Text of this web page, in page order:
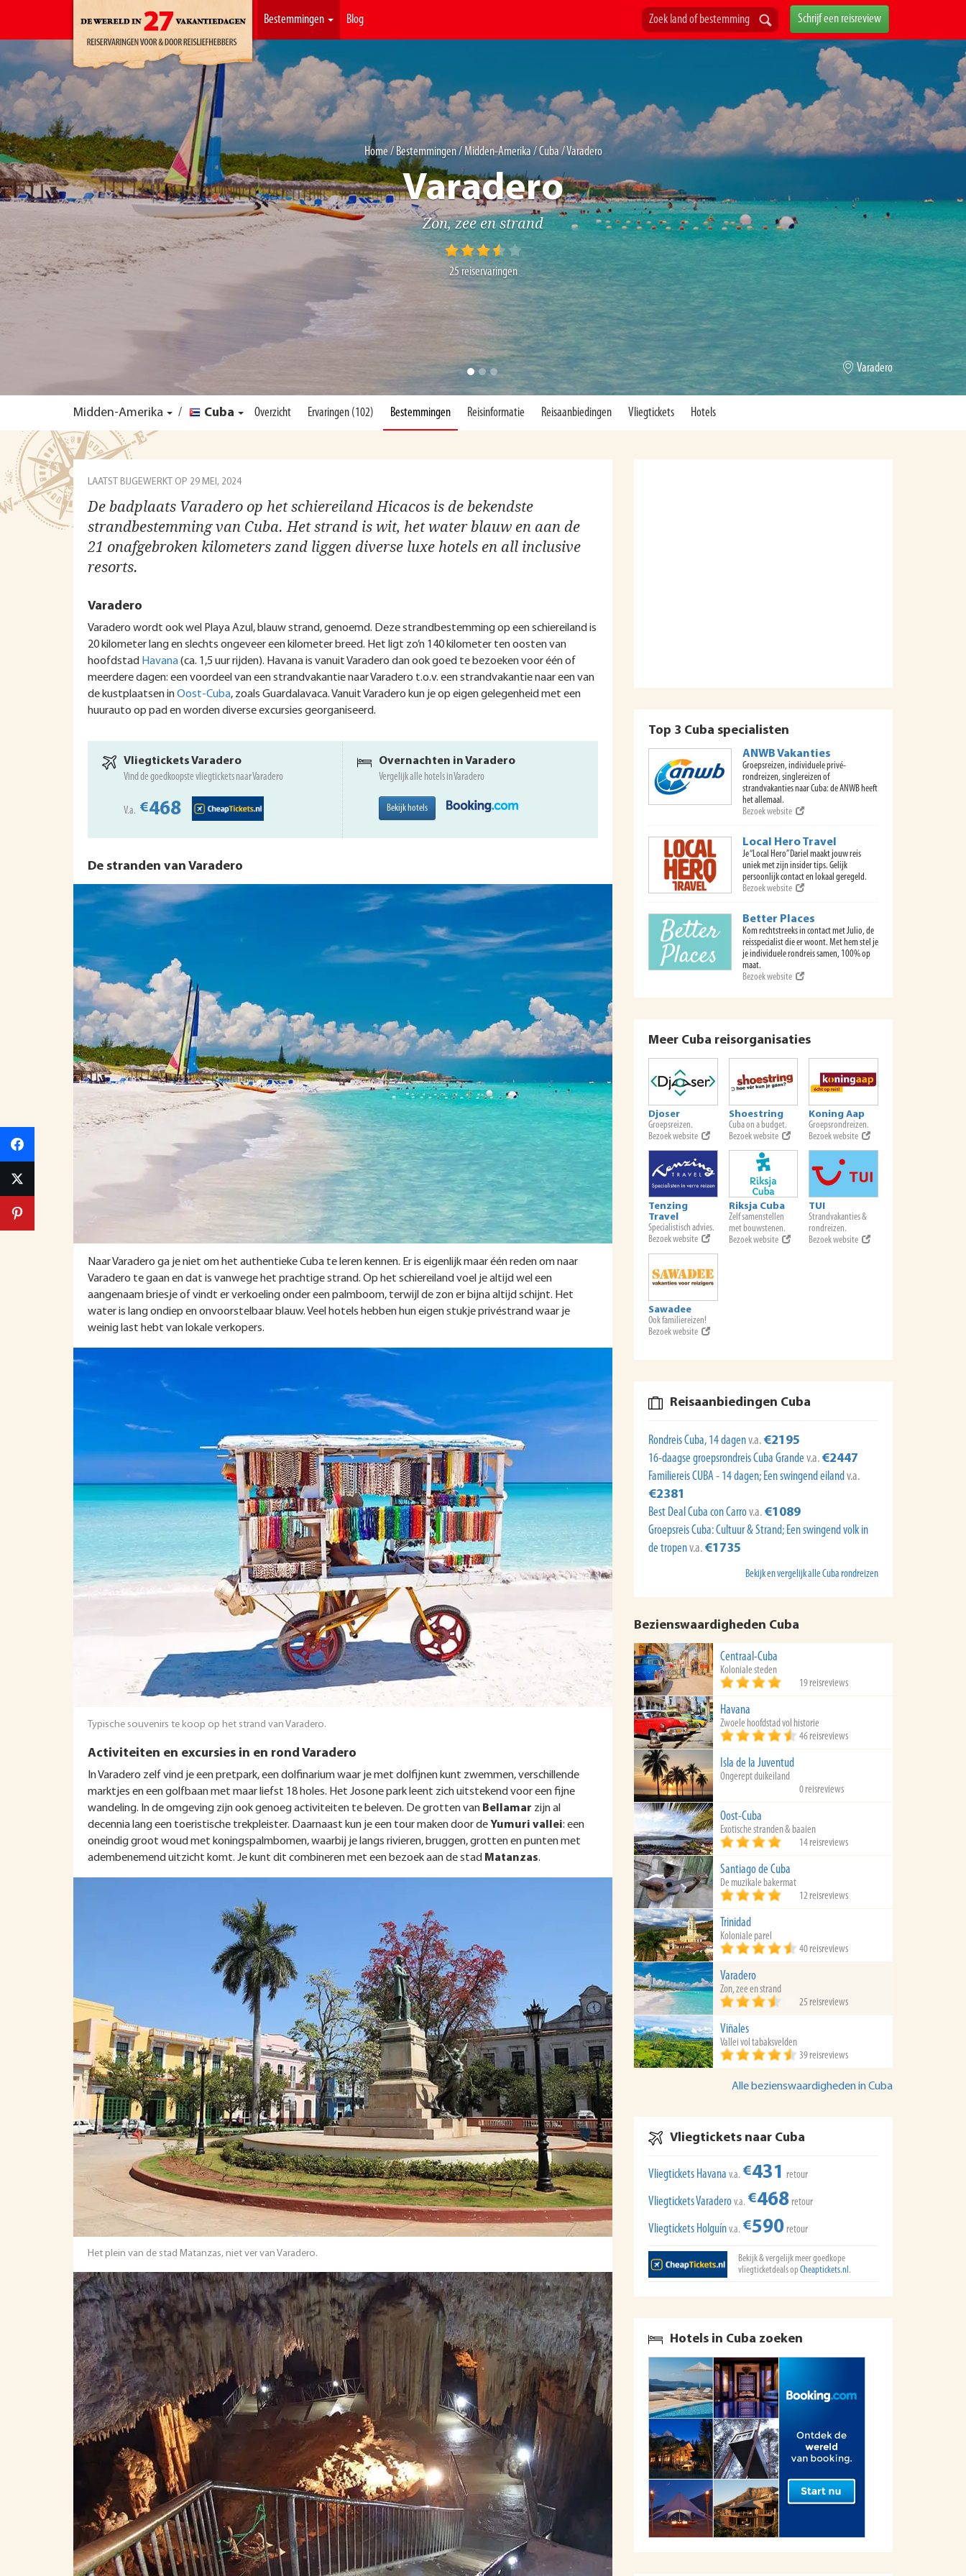
Bestemmingen Blog Schrijf een reisreview
Home/Bestemmingen/Midden-Amerika/Cuba/ Varadero
Varadero
Zon, zee en strand
25 reiservaringen
Varadero
Midden-Amerika / Cuba Overzicht Ervaringen (102) Bestemmingen Reisinformatie Reisaanbiedingen Vliegtickets Hotels
LAATST BIJGEWERKT OP 29 MEI, 2024
De badplaats Varadero op het schiereiland Hicacos is de bekendste
strandbestemming van Cuba. Het strand is wit, het water blauw en aan de
21 onafgebroken kilometers zand liggen diverse luxe hotels en all inclusive
resorts.
Varadero
Varadero wordt ook wel Playa Azul, blauw strand, genoemd. Deze strandbestemming op een schiereiland is
20 kilometer lang en slechts ongeveer een kilometer breed. Het ligt zo’n 140 kilometer ten oosten van
hoofdstad Havana(ca. 1,5 uur rijden). Havana is vanuit Varadero dan ook goed te bezoeken voor één of
meerdere dagen: een voordeel van een strandvakantie naar Varadero t.o.v. een strandvakantie naar een van
de kustplaatsen inOost-Cuba, zoals Guardalavaca. Vanuit Varadero kun je op eigen gelegenheid met een
huurauto op pad en worden diverse excursies georganiseerd.
Vliegtickets Varadero
Vind de goedkoopste vliegtickets naar Varadero
V.a. €468
Overnachten in Varadero
Vergelijk alle hotels in Varadero
Bekijk hotels
De stranden van Varadero
Naar Varadero ga je niet om het authentieke Cuba te leren kennen. Er is eigenlijk maar één reden om naar
Varadero te gaan en dat is vanwege het prachtige strand. Op het schiereiland voel je altijd wel een
aangenaam briesje of vindt er verkoeling onder een palmboom, terwijl de zon er bijna altijd schijnt. Het
water is lang ondiep en onvoorstelbaar blauw. Veel hotels hebben hun eigen stukje privéstrand waar je
weinig last hebt van lokale verkopers.
Typische souvenirs te koop op het strand van Varadero.
Activiteiten en excursies in en rond Varadero
In Varadero zelf vind je een pretpark, een dolfinarium waar je met dolfijnen kunt zwemmen, verschillende
marktjes en een golfbaan met maar liefst 18 holes. Het Josone park leent zich uitstekend voor een fijne
wandeling. In de omgeving zijn ook genoeg activiteiten te beleven. De grotten van Bellamar zijn al
decennia lang een toeristische trekpleister. Daarnaast kun je een tour maken door de Yumuri vallei: een
oneindig groot woud met koningspalmbomen, waarbij je langs rivieren, bruggen, grotten en punten met
adembenemend uitzicht komt. Je kunt dit combineren met een bezoek aan de stad Matanzas.
Het plein van de stad Matanzas, niet ver van Varadero.
Top 3 Cuba specialisten
ANWB Vakanties
Groepsreizen, individuele privé-
rondreizen, singlereizen of
strandvakanties naar Cuba: de ANWB heeft
het allemaal.
Bezoek website
Local Hero Travel
Je “Local Hero” Dariel maakt jouw reis
uniek met zijn insider tips. Gelijk
persoonlijk contact en lokaal geregeld.
Bezoek website
Better Places
Kom rechtstreeks in contact met Julio, de
reisspecialist die er woont. Met hem stel je
je individuele rondreis samen, 100% op
maat.
Bezoek website
Meer Cuba reisorganisaties
Djoser
Groepsreizen.
Bezoek website
Shoestring
Cuba on a budget.
Bezoek website
Koning Aap
Groepsrondreizen.
Bezoek website
Tenzing
Travel
Specialistisch advies.
Bezoek website
Riksja Cuba
Zelf samenstellen
met bouwstenen.
Bezoek website
TUI
Strandvakanties &
rondreizen.
Bezoek website
Sawadee
Ook familiereizen!
Bezoek website
Reisaanbiedingen Cuba
Rondreis Cuba, 14 dagenv.a. €2195
16-daagse groepsrondreis Cuba Grande v.a. €2447
Familiereis CUBA - 14 dagen; Een swingend eiland v.a.
€2381
Best Deal Cuba con Carrov.a. €1089
Groepsreis Cuba: Cultuur & Strand; Een swingend volk in
de tropenv.a. €1735
Bekijk en vergelijk alle Cuba rondreizen
Bezienswaardigheden Cuba
Centraal-Cuba
Koloniale steden
19 reisreviews
Havana
Zwoele hoofdstad vol historie
46 reisreviews
Isla de la Juventud
Ongerept duikeiland
0 reisreviews
Oost-Cuba
Exotische stranden & baaien
14 reisreviews
Santiago de Cuba
De muzikale bakermat
12 reisreviews
Trinidad
Koloniale parel
40 reisreviews
Varadero
Zon, zee en strand
25 reisreviews
Viñales
Vallei vol tabaksvelden
39 reisreviews
Alle bezienswaardigheden in Cuba
Vliegtickets naar Cuba
Vliegtickets Havana v.a. €431 retour
Vliegtickets Varadero v.a. €468 retour
Vliegtickets Holguín v.a. €590 retour
Bekijk & vergelijk meer goedkope
vliegticketdeals opCheaptickets.nl .
Hotels in Cuba zoeken